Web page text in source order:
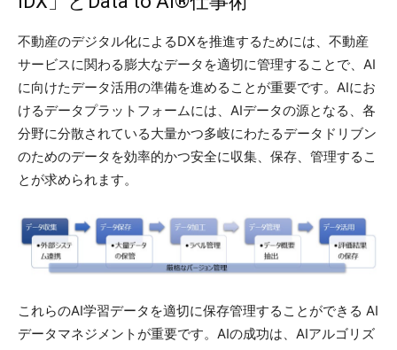
不動産のデジタル化によるDXを推進するためには、不動産
サービスに関わる膨大なデータを適切に管理することで、AI
に向けたデータ活用の準備を進めることが重要です。AIにお
けるデータプラットフォームには、AIデータの源となる、各
分野に分散されている大量かつ多岐にわたるデータドリブン
のためのデータを効率的かつ安全に収集、保存、管理するこ
とが求められます。
これらのAI学習データを適切に保存管理することができる AI
データマネジメントが重要です。AIの成功は、AIアルゴリズ